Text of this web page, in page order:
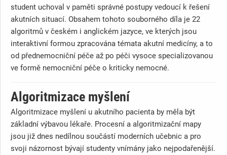
student uchoval v paměti správné postupy vedoucí k řešení
akutních situací. Obsahem tohoto souborného díla je 22
algoritmů v českém i anglickém jazyce, ve kterých jsou
interaktivní formou zpracována témata akutní medicíny, a to
od přednemocniční péče až po péči vysoce specializovanou
ve formě nemocniční péče o kriticky nemocné.
Algoritmizace myšlení
Algoritmizace myšlení u akutního pacienta by měla být
základní výbavou lékaře. Procesní a algoritmizační mapy
jsou již dnes nedílnou součástí moderních učebnic a pro
svoji názornost bývají studenty vnímány jako nejpodařenější.